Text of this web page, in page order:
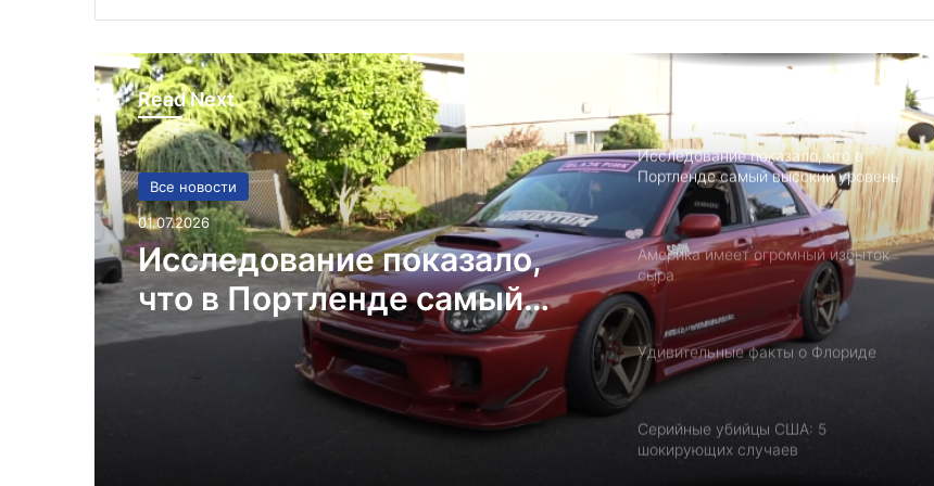
Read Next
Все новости
01.07.2026
Исследование показало,
что в Портленде самый
высокий уровень угона
автомобилей на душу
населения в США
Детский день рождение в Майами,
как провести праздник под
Исследование показало, что в
Портленде самый высокий уровень
угона автомобилей на душу
населения в США
Америка имеет огромный избыток
сыра
Удивительные факты о Флориде
Серийные убийцы США: 5
шокирующих случаев